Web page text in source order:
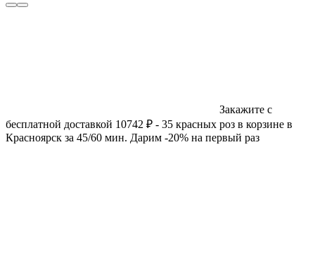
Закажите с
бесплатной доставкой 10742 ₽ - 35 красных роз в корзине в
Красноярск за 45/60 мин. Дарим -20% на первый раз